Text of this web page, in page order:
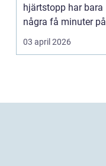
hjärtstopp har bara
några få minuter på
sig. För varje minut
utan...
03 april 2026